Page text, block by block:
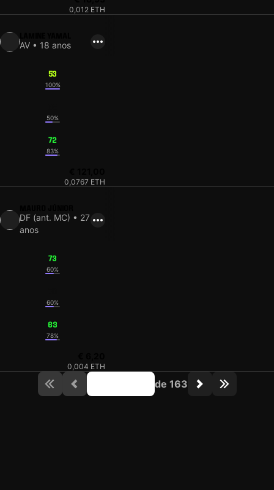
0,012 ETH
AV • 18 anos
53
100%
50%
72
83%
0,0767 ETH
DF (ant. MC) • 27
anos
73
60%
60%
63
78%
0,004 ETH
de 163